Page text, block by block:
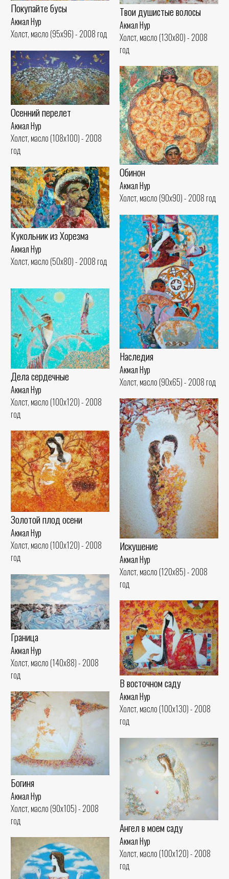
Твои душистые волосы
Акмал Нур
Холст, масло (130x80) - 2008
год
Покупайте бусы
Акмал Нур
Холст, масло (95x96) - 2008 год
Осенний перелет
Акмал Нур
Холст, масло (108x100) - 2008
год
Обинон
Акмал Нур
Холст, масло (90x90) - 2008 год
Кукольник из Хорезма
Акмал Нур
Холст, масло (50x80) - 2008 год
Наследия
Акмал Нур
Холст, масло (90x65) - 2008 год
Дела сердечные
Акмал Нур
Холст, масло (100x120) - 2008
год
Искушение
Акмал Нур
Холст, масло (120x85) - 2008
год
Золотой плод осени
Акмал Нур
Холст, масло (100x120) - 2008
год
Граница
Акмал Нур
Холст, масло (140x88) - 2008
год
В восточном саду
Акмал Нур
Холст, масло (100x130) - 2008
год
Богиня
Акмал Нур
Холст, масло (90x105) - 2008
год
Ангел в моем саду
Акмал Нур
Холст, масло (100x120) - 2008
год